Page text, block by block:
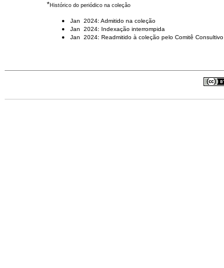
*Histórico do periódico na coleção
Jan 2024: Admitido na coleção
Jan 2024: Indexação interrompida
Jan 2024: Readmitido à coleção pelo Comitê Consultivo